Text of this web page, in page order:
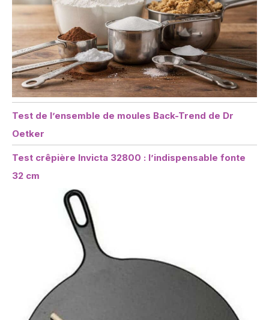
Test de l’ensemble de moules Back-Trend de Dr
Oetker
Test crêpière Invicta 32800 : l’indispensable fonte
32 cm